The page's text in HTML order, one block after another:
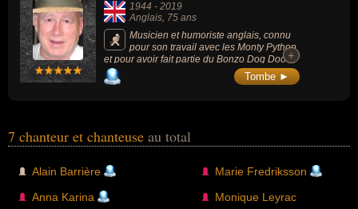
1944 - 2019
Anglais, 75 ans
Musicien et humoriste anglais, connu
pour son travail avec les Monty Python
et pour avoir fait partie du Bonzo Dog Doo-
Dah Band, puis du groupe parodique les
Rutles (parodie des Beatles, avec le Monty
+
+
Tombe ►
7 chanteur et chanteuse au total
Alain Barrière
Anna Karina
Marie Fredriksson
Monique Leyrac